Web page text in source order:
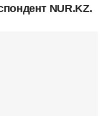
NUR.KZ.